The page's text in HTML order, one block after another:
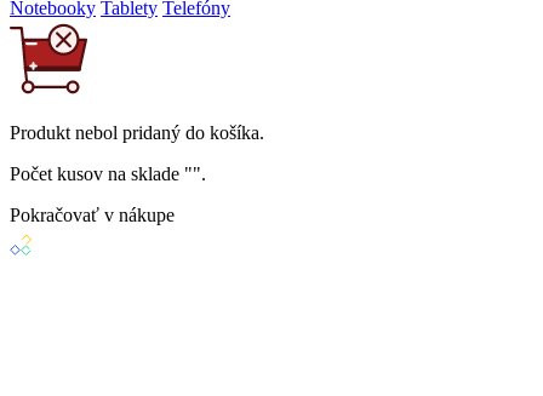
Notebooky Tablety Telefóny
Produkt nebol pridaný do košíka.
Počet kusov na sklade "".
Pokračovať v nákupe